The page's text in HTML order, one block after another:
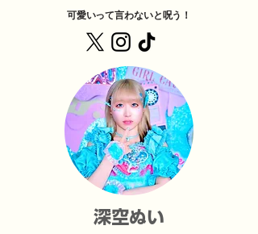
可愛いって言わないと呪う！
​深空ぬい